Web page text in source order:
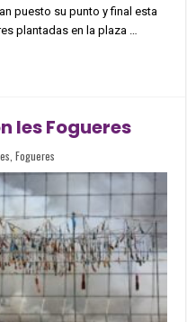
puesto su punto y final esta
plantadas en la plaza …
les Fogueres
,Fogueres